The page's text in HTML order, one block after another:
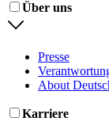
Über uns
Presse
About
Karriere